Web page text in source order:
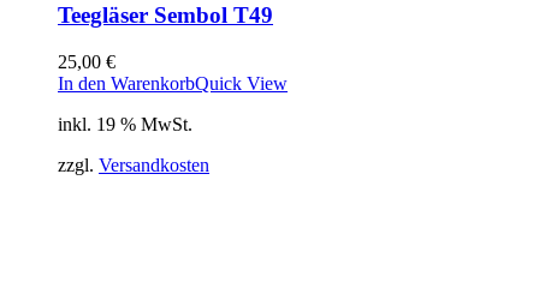
Teegläser Sembol T49
25,00 €
In den WarenkorbQuick View
inkl. 19 % MwSt.
zzgl. Versandkosten